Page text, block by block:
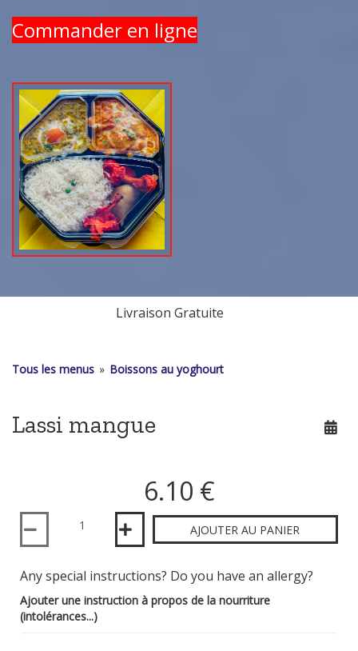
Commander en ligne
Livraison Gratuite
Tous les menus » Boissons au yoghourt
Lassi mangue
6.10 €
Quantité
AJOUTER AU PANIER
Any special instructions? Do you have an allergy?
Ajouter une instruction à propos de la nourriture
(intolérances...)